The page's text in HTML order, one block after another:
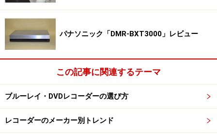
パナソニック「DMR-BXT3000」レビュー
この記事に関連するテーマ
ブルーレイ・DVDレコーダーの選び方
レコーダーのメーカー別トレンド